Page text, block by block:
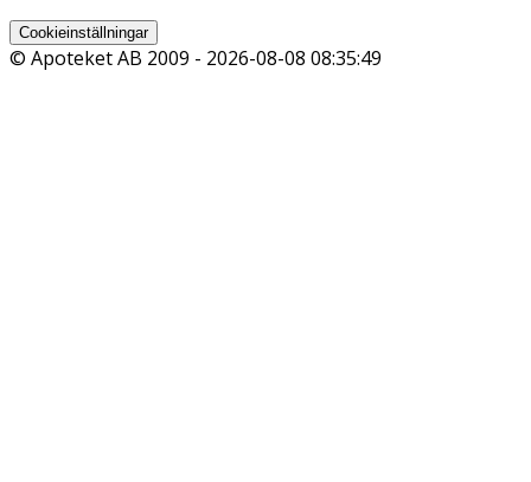
Cookieinställningar
© Apoteket AB 2009 - 2026-08-08 08:35:49